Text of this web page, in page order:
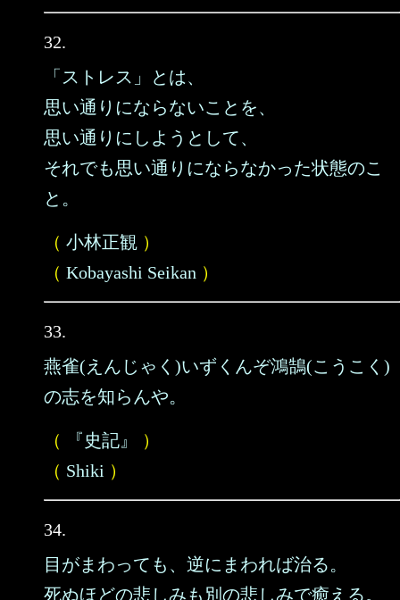
32.
「ストレス」とは、
思い通りにならないことを、
思い通りにしようとして、
それでも思い通りにならなかった状態のこ
と。
（ 小林正観 ）
（ Kobayashi Seikan ）
33.
燕雀(えんじゃく)いずくんぞ鴻鵠(こうこく)
の志を知らんや。
（ 『史記』
）
（ Shiki ）
34.
目がまわっても、逆にまわれば治る。
死ぬほどの悲しみも別の悲しみで癒える。